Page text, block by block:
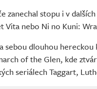
zanechal stopu i v
Vita nebo Ni no Kuni:
sebou dlouhou
of the Glen, kde
seriálech Taggart,